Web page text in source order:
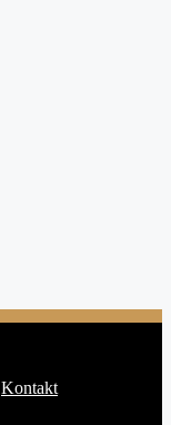
Kontakt